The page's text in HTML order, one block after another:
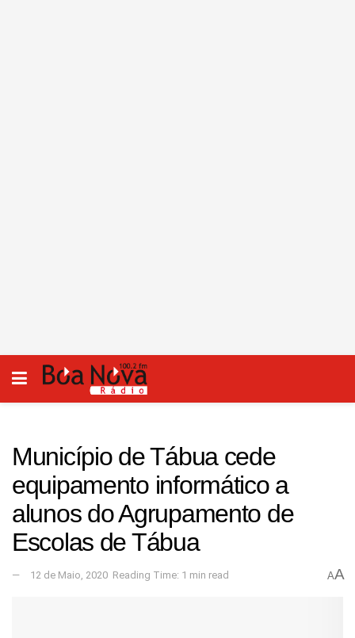
Município de Tábua cede
equipamento informático a
alunos do Agrupamento de
Escolas de Tábua
12 de Maio, 2020 Reading Time: 1 min read AA